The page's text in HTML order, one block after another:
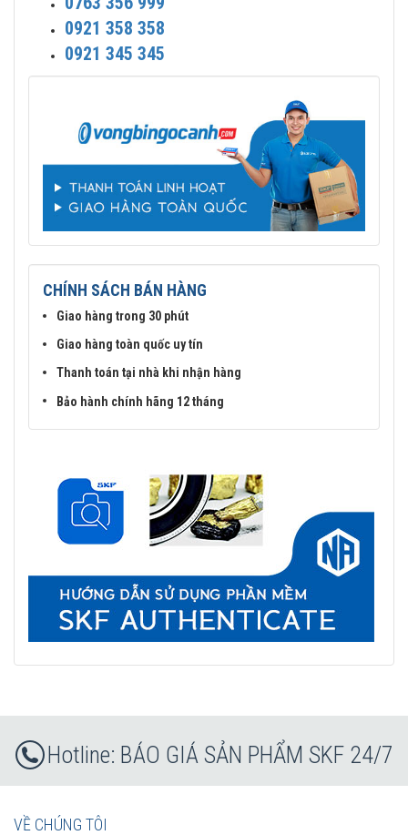
0921 358 358
0921 345 345
CHÍNH SÁCH BÁN HÀNG
Giao hàng trong 30 phút
Giao hàng toàn quốc uy tín
Thanh toán tại nhà khi nhận hàng
Bảo hành chính hãng 12 tháng
BÁO GIÁ SẢN PHẨM SKF 24/7
VỀ CHÚNG TÔI